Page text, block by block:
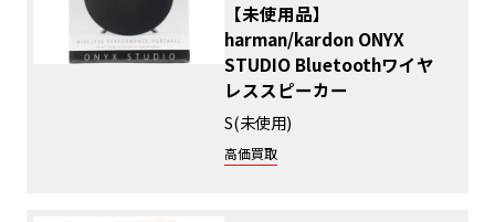
【未使用品】
harman/kardon ONYX
STUDIO Bluetoothワイヤ
レススピーカー
S(未使用)
高価買取